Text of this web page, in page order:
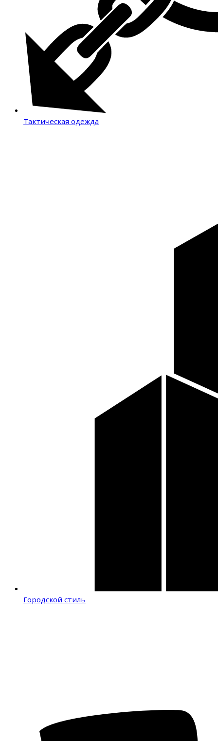
Тактическая одежда
Городской стиль